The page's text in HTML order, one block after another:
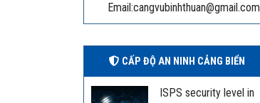
Email:cangvubinhthuan@gmail.com
CẤP ĐỘ AN NINH CẢNG BIỂN
ISPS security level in